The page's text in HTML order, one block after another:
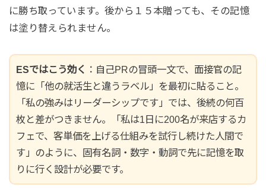
に勝ち取っています。後から１５本贈っても、その記憶
は塗り替えられません。
ESではこう効く ：自己PRの冒頭一文で、面接官の記
憶に「他の就活生と違うラベル」を最初に貼ること。
「私の強みはリーダーシップです」では、後続の何百
枚と差がつきません。「私は1日に200名が来店するカ
フェで、客単価を上げる仕組みを試行し続けた人間で
す」のように、固有名詞・数字・動詞で先に記憶を取
りに行く設計が必要です。